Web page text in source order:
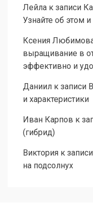
Лейла к записи
Узнайте об этом
Ксения
выращивание в
эффективно и
Даниил к записи
и характеристики
Иван Карпов к
(гибрид)
Виктория к записи
на подсолнух